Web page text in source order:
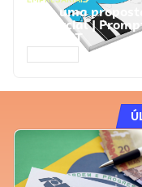
Faça uma
comercial |
ChatGPT